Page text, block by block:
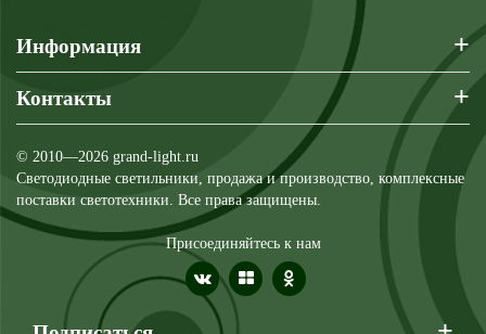
Информация +
Контакты +
© 2010—2026 grand-light.ru
Светодиодные светильники, продажа и производство, комплексные
поставки светотехники. Все права защищены.
Присоединяйтесь к нам